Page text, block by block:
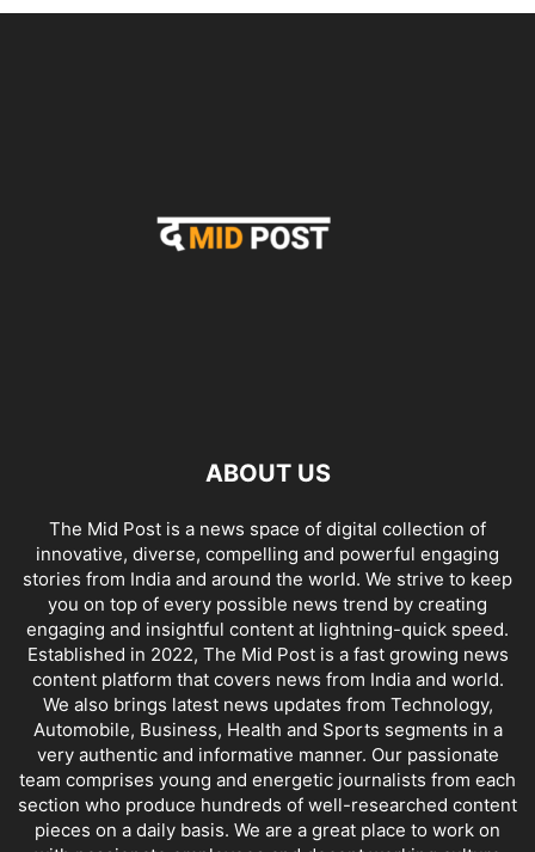
ABOUT US
The Mid Post is a news space of digital collection of
innovative, diverse, compelling and powerful engaging
stories from India and around the world. We strive to keep
you on top of every possible news trend by creating
engaging and insightful content at lightning-quick speed.
Established in 2022, The Mid Post is a fast growing news
content platform that covers news from India and world.
We also brings latest news updates from Technology,
Automobile, Business, Health and Sports segments in a
very authentic and informative manner. Our passionate
team comprises young and energetic journalists from each
section who produce hundreds of well-researched content
pieces on a daily basis. We are a great place to work on